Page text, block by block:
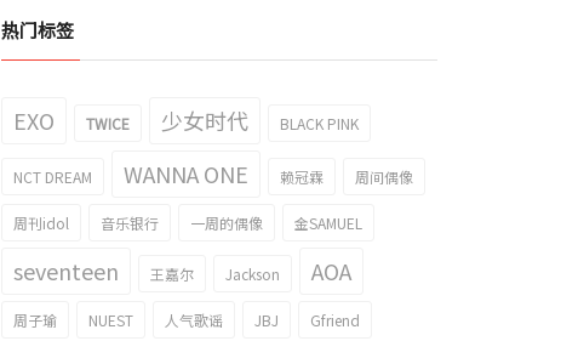
热门标签
EXO TWICE 少女时代 BLACK PINK
NCT DREAM WANNA ONE 赖冠霖 周间偶像
周刊idol 音乐银行 一周的偶像 金SAMUEL
seventeen 王嘉尔 Jackson AOA
周子瑜 NUEST 人气歌谣 JBJ Gfriend